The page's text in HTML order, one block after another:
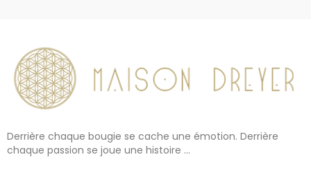
Derrière chaque bougie se cache une émotion. Derrière
chaque passion se joue une histoire ...